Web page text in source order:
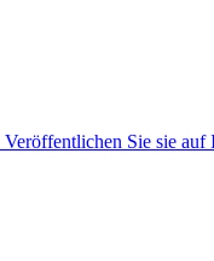
Veröffentlichen Sie sie auf